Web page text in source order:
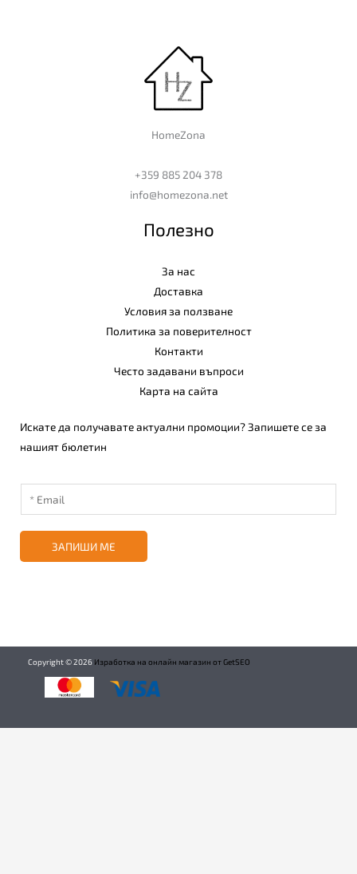
HomeZona
+359 885 204 378
info@homezona.net
Полезно
За нас
Доставка
Условия за ползване
Политика за поверителност
Контакти
Често задавани въпроси
Карта на сайта
Искате да получавате актуални промоции? Запишете се за
нашият бюлетин
ЗАПИШИ МЕ
Copyright ©2026 Изработка на онлайн магазин от GetSEO